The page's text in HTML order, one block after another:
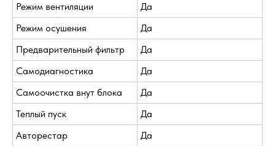
Режим вентиляции
Да
Режим осушения
Да
Предварительный фильтр
Да
Самодиагностика
Да
Самоочистка внут блока
Да
Теплый пуск
Да
Авторестар
Да